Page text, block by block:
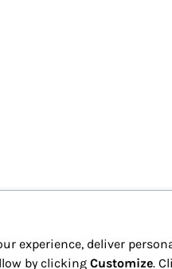
experience, deliver
by clicking Customize.